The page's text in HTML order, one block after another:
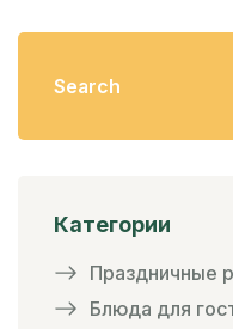
Категории
Праздничные
Блюда для